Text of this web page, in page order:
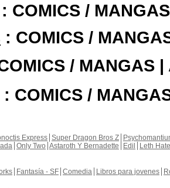
: COMICS /
: COMICS /
/ MANGAS |
: COMICS /
Express Super Dragon Bros Z
Only Two Astaroth Y Bernadette Edil
Leth Hate
Fantasía - SF Comedia Libros para jovenes